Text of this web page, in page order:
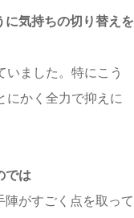
気持ちの切り替えを
ました。特にこう
にかく全力で抑えに
では
がすごく点を取って